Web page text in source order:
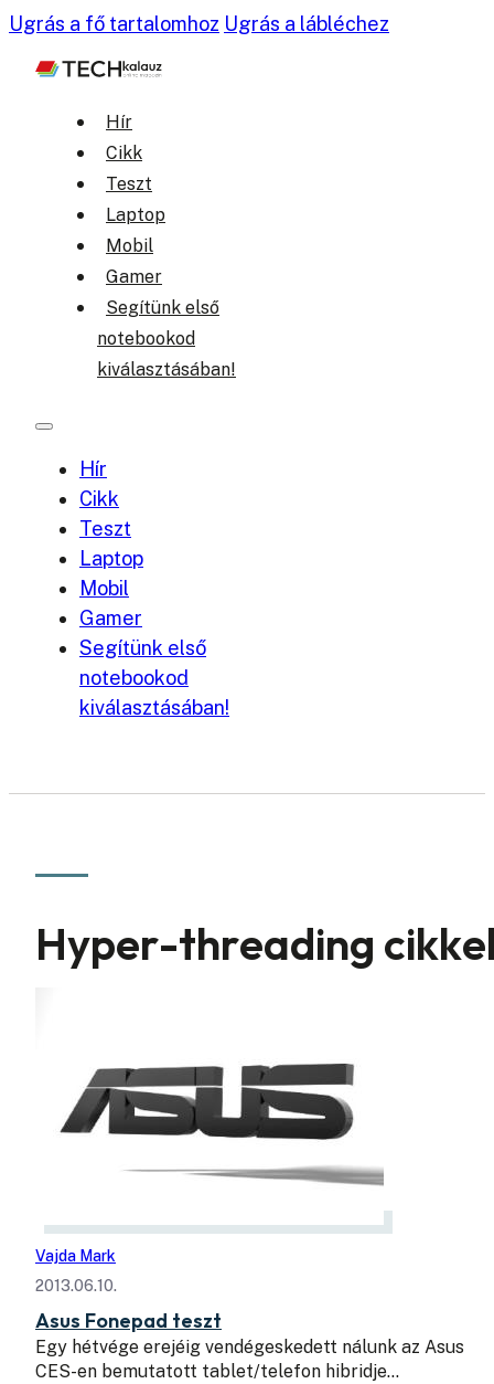
Ugrás a fő tartalomhoz Ugrás a lábléchez
Hír
Cikk
Teszt
Laptop
Mobil
Gamer
Segítünk első
notebookod
kiválasztásában!
Hír
Cikk
Teszt
Laptop
Mobil
Gamer
Segítünk első
notebookod
kiválasztásában!
Hyper-threading
Vajda Mark
2013.06.10.
Asus Fonepad teszt
Egy hétvége erejéig vendégeskedett nálunk az Asus
CES-en bemutatott tablet/telefon hibridje…